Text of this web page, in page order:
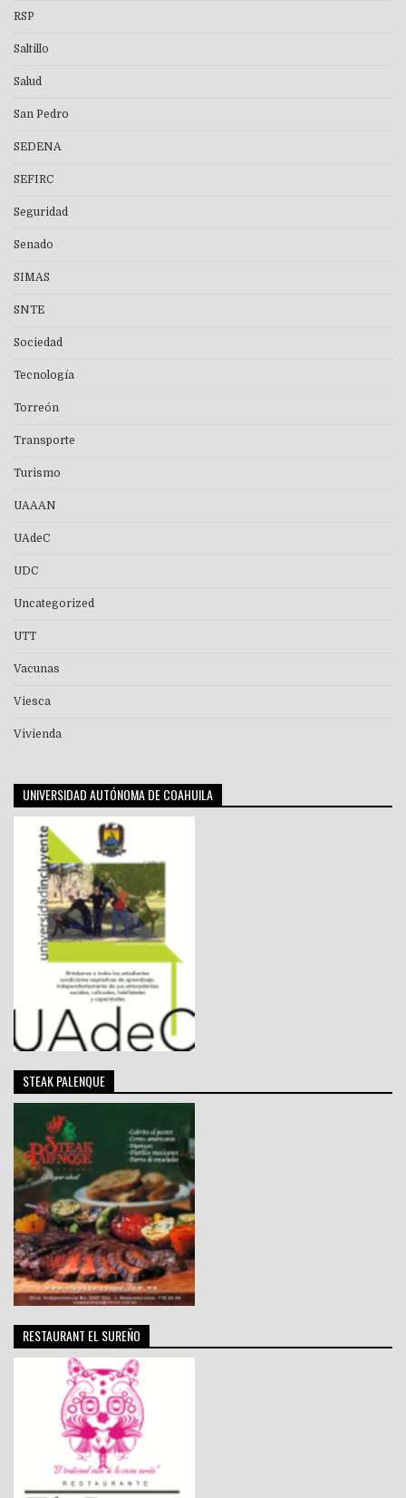
RSP
Saltillo
Salud
San Pedro
SEDENA
SEFIRC
Seguridad
Senado
SIMAS
SNTE
Sociedad
Tecnología
Torreón
Transporte
Turismo
UAAAN
UAdeC
UDC
Uncategorized
UTT
Vacunas
Viesca
Vivienda
UNIVERSIDAD AUTÓNOMA DE COAHUILA
STEAK PALENQUE
RESTAURANT EL SUREÑO